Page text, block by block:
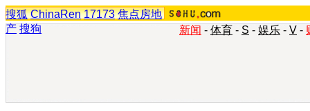
搜狐 ChinaRen 17173 焦点房地
产 搜狗 新闻 - 体育 - S - 娱乐 - V -